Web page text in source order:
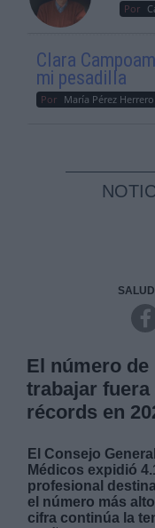
Por
Clara
mi pesadilla
Por María Pérez Herrero
El número
trabajar fuera
récords en
El Consejo
Médicos expidió
profesional
el número más
cifra continúa la